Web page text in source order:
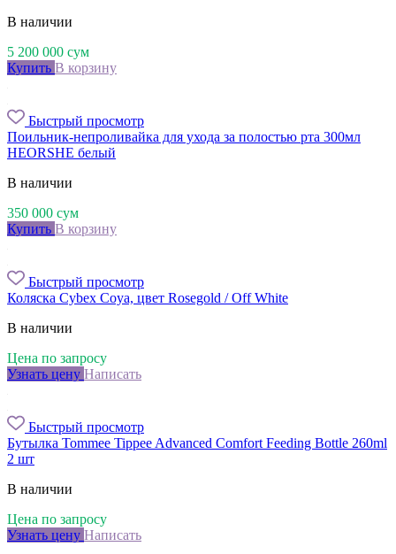
В наличии
5 200 000 сум
Купить В корзину
Быстрый просмотр
Поильник-непроливайка для ухода за полостью рта 300мл
HEORSHE белый
В наличии
350 000 сум
Купить В корзину
Быстрый просмотр
Коляска Cybex Coya, цвет Rosegold / Off White
В наличии
Цена по запросу
Узнать цену Написать
Быстрый просмотр
Бутылка Tommee Tippee Advanced Comfort Feeding Bottle 260ml
2 шт
В наличии
Цена по запросу
Узнать цену Написать